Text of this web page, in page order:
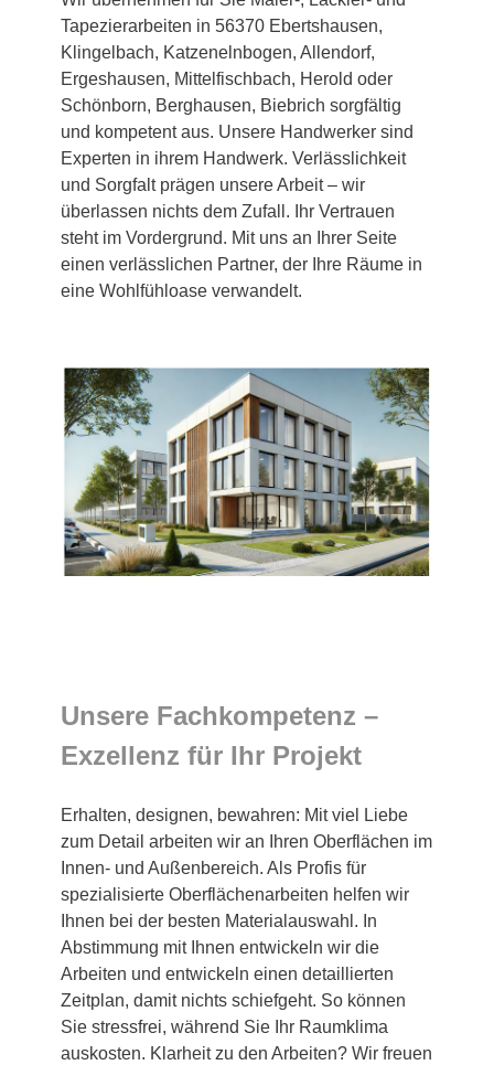
Tapezierarbeiten in 56370 Ebertshausen,
Klingelbach, Katzenelnbogen, Allendorf,
Ergeshausen, Mittelfischbach, Herold oder
Schönborn, Berghausen, Biebrich sorgfältig
und kompetent aus. Unsere Handwerker sind
Experten in ihrem Handwerk. Verlässlichkeit
und Sorgfalt prägen unsere Arbeit – wir
überlassen nichts dem Zufall. Ihr Vertrauen
steht im Vordergrund. Mit uns an Ihrer Seite
einen verlässlichen Partner, der Ihre Räume in
eine Wohlfühloase verwandelt.
Unsere Fachkompetenz –
Exzellenz für Ihr Projekt
Erhalten, designen, bewahren: Mit viel Liebe
zum Detail arbeiten wir an Ihren Oberflächen im
Innen- und Außenbereich. Als Profis für
spezialisierte Oberflächenarbeiten helfen wir
Ihnen bei der besten Materialauswahl. In
Abstimmung mit Ihnen entwickeln wir die
Arbeiten und entwickeln einen detaillierten
Zeitplan, damit nichts schiefgeht. So können
Sie stressfrei, während Sie Ihr Raumklima
auskosten. Klarheit zu den Arbeiten? Wir freuen